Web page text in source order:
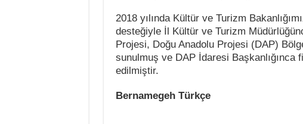
2018 yılında Kültür ve Turizm
desteğiyle İl Kültür ve Turizm
Projesi, Doğu Anadolu Projesi (DAP)
sunulmuş ve DAP İdaresi
edilmiştir.
Bernamegeh Türkçe